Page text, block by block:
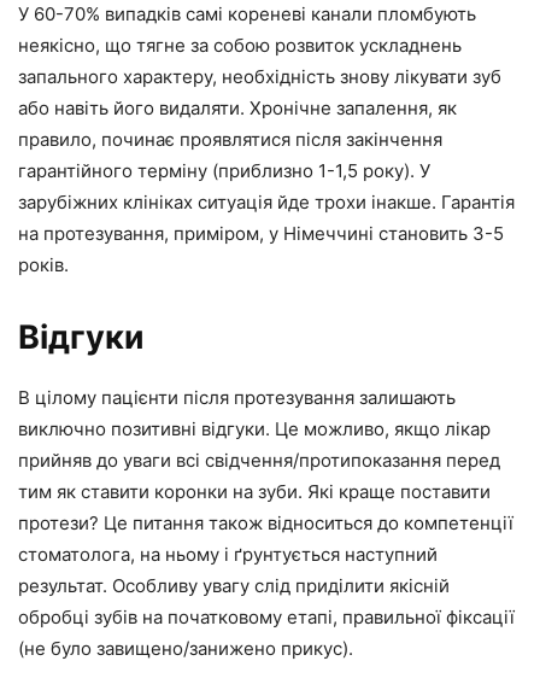
У 60-70% випадків самі кореневі канали пломбують
неякісно, що тягне за собою розвиток ускладнень
запального характеру, необхідність знову лікувати зуб
або навіть його видаляти. Хронічне запалення, як
правило, починає проявлятися після закінчення
гарантійного терміну (приблизно 1-1,5 року). У
зарубіжних клініках ситуація йде трохи інакше. Гарантія
на протезування, приміром, у Німеччині становить 3-5
років.
Відгуки
В цілому пацієнти після протезування залишають
виключно позитивні відгуки. Це можливо, якщо лікар
прийняв до уваги всі свідчення/протипоказання перед
тим як ставити коронки на зуби. Які краще поставити
протези? Це питання також відноситься до компетенції
стоматолога, на ньому і ґрунтується наступний
результат. Особливу увагу слід приділити якісній
обробці зубів на початковому етапі, правильної фіксації
(не було завищено/занижено прикус).